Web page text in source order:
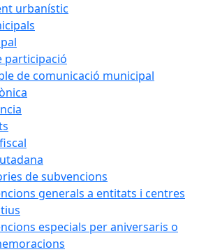
urbanístic
participació
de comunicació municipal
de subvencions
generals a entitats i centres
especials per aniversaris o